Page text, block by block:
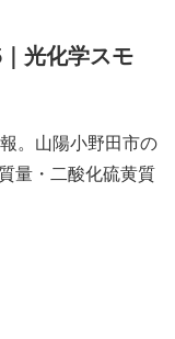
光化学スモ
。山陽小野田市の
量・二酸化硫黄質